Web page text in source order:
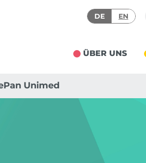
DE EN
ÜBER UNS
Unimed